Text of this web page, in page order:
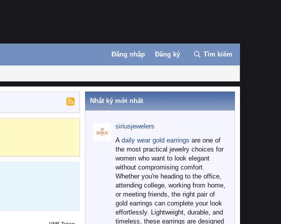
Đăng nhập Đăng ký Tìm kiếm
Nhật ký mới nhất
siriusjewelers
A daily wear gold earrings are one of
the most practical jewelry choices for
women who want to look elegant
without compromising comfort.
Whether you're heading to the office,
attending college, working from home,
or meeting friends, the right pair of
gold earrings can complete your look
effortlessly. Lightweight, durable, and
timeless, these earrings are designed